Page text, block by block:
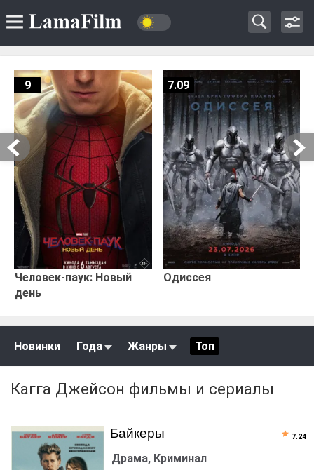
Человек-паук: Новый
день
9
Одиссея
7.09
Новинки Года Жанры Топ
Кагга Джейсон фильмы и сериалы
Байкеры
Драма, Криминал
7.24